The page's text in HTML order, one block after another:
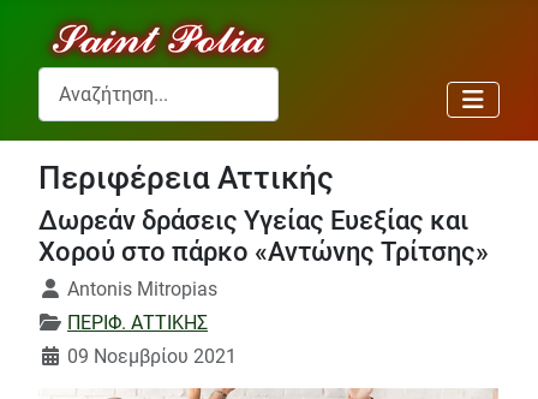
Αναζήτηση...
Περιφέρεια Αττικής
Δωρεάν δράσεις Υγείας Ευεξίας και
Χορού στο πάρκο «Αντώνης Τρίτσης»
Λεπτομέρειες
Antonis Mitropias
ΠΕΡΙΦ. ΑΤΤΙΚΗΣ
09 Νοεμβρίου 2021